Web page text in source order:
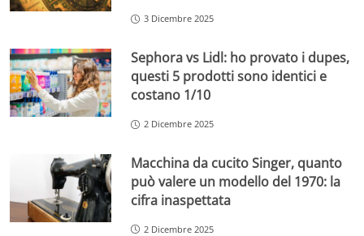
3 Dicembre 2025
Sephora vs Lidl: ho provato i dupes,
questi 5 prodotti sono identici e
costano 1/10
2 Dicembre 2025
Macchina da cucito Singer, quanto
può valere un modello del 1970: la
cifra inaspettata
2 Dicembre 2025